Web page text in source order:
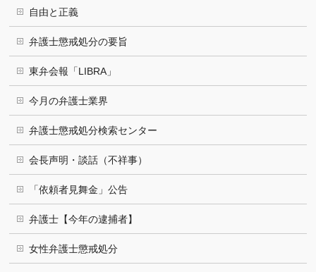
自由と正義
弁護士懲戒処分の要旨
東弁会報「LIBRA」
今月の弁護士業界
弁護士懲戒処分検索センター
会長声明・談話（不祥事）
「依頼者見舞金」公告
弁護士【今年の逮捕者】
女性弁護士懲戒処分